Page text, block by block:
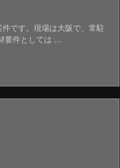
です。現場は大阪で、常駐
要件としては ...